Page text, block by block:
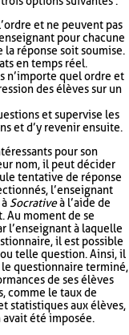
et ne peuvent pas
pour chacune
la réponse soit soumise.
en temps réel.
n’importe quel ordre et
des élèves sur un
et supervise les
et d’y revenir ensuite.
pour son
nom, il peut décider
tentative de réponse
l’enseignant
Socrativeà l’aide de
moment de se
l’enseignant à laquelle
il est possible
telle question. Ainsi, il
questionnaire terminé,
de ses élèves
comme le taux de
statistiques aux élèves,
été imposée.